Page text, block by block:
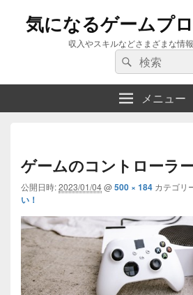
気になるゲームプ
収入やスキルなどさまざまな情
検
索:
検
索
メニュー
ゲームのコントローラ
公開日時:2023/01/04@500 × 184 カテゴリ
い！